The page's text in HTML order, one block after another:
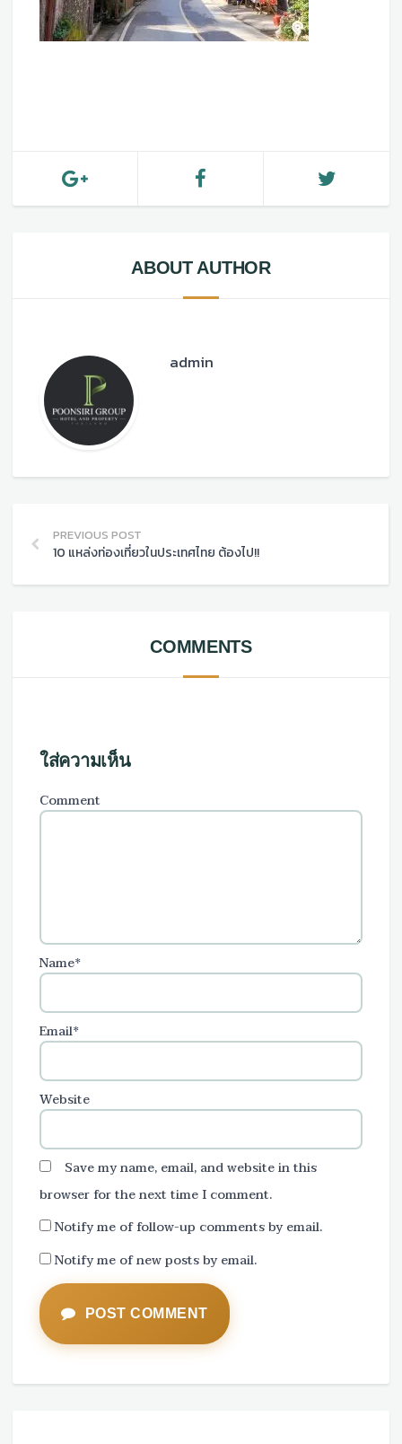
ABOUT AUTHOR
admin
PREVIOUS POST
10 แหล่งท่องเที่ยวในประเทศไทย ต้องไป!!
COMMENTS
ใส่ความเห็น
Comment
Name*
Email*
Website
Save my name, email, and website in this
browser for the next time I comment.
Notify me of follow-up comments by email.
Notify me of new posts by email.
POST COMMENT